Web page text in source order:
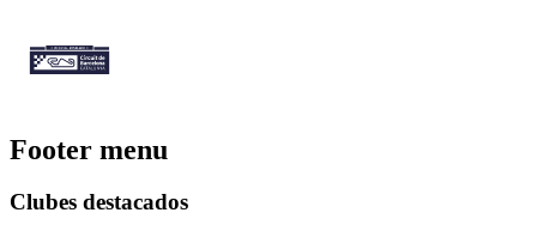
Footer menu
Clubes destacados